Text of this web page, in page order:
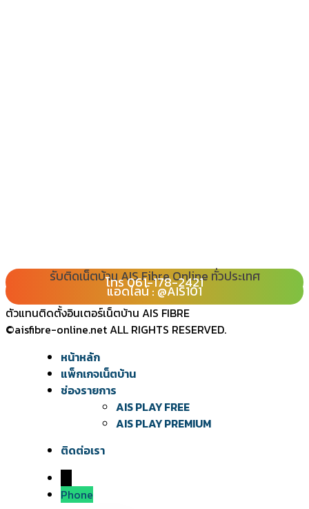
รับติดเน็ตบ้าน AIS Fibre Online ทั่วประเทศ
โทร 080-065-2989โทร 061-178-2421
Line : @ais101 แอดไลน์ : @AIS101
ตัวแทนติดตั้งอินเตอร์เน็ตบ้าน AIS FIBRE
©aisfibre-online.net ALL RIGHTS RESERVED.
หน้าหลัก
แพ็กเกจเน็ตบ้าน
ช่องรายการ
AIS PLAY FREE
AIS PLAY PREMIUM
ติดต่อเรา
Phone